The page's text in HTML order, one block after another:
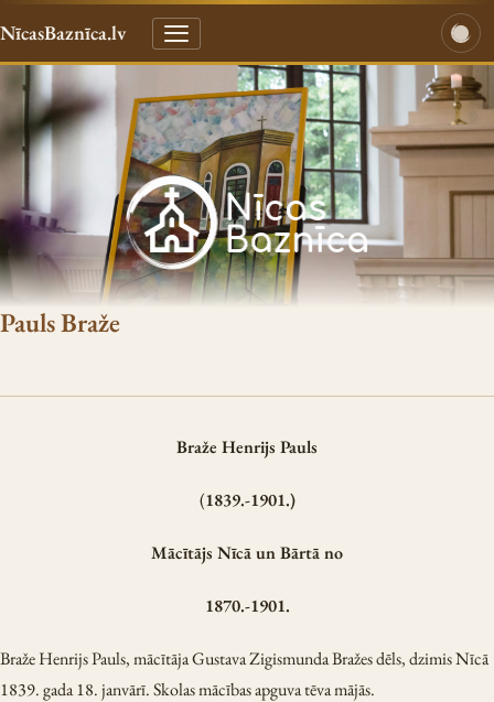
NīcasBaznīca.lv
Pauls Braže
Braže Henrijs Pauls
(1839.-1901.)
Mācītājs Nīcā un Bārtā no
1870.-1901.
Braže Henrijs Pauls, mācītāja Gustava Zigismunda Bražes dēls, dzimis Nīcā
1839. gada 18. janvārī. Skolas mācības apguva tēva mājās.